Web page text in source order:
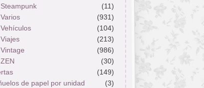
Steampunk
(11)
Varios
(931)
Vehículos
(104)
Viajes
(213)
Vintage
(986)
ZEN
(30)
(149)
de papel por unidad
(3)